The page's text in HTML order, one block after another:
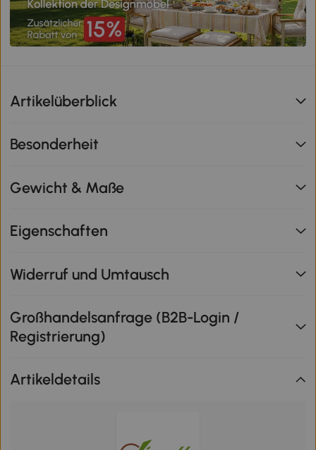
Artikelüberblick
Besonderheit
Gewicht & Maße
Eigenschaften
Widerruf und Umtausch
Großhandelsanfrage (B2B-Login /
Registrierung)
Artikeldetails